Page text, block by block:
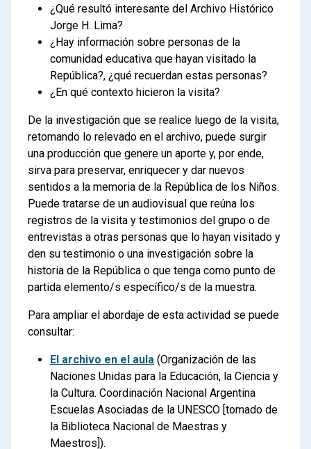
¿Qué resultó interesante del Archivo Histórico
Jorge H. Lima?
¿Hay información sobre personas de la
comunidad educativa que hayan visitado la
República?, ¿qué recuerdan estas personas?
¿En qué contexto hicieron la visita?
De la investigación que se realice luego de la visita,
retomando lo relevado en el archivo, puede surgir
una producción que genere un aporte y, por ende,
sirva para preservar, enriquecer y dar nuevos
sentidos a la memoria de la República de los Niños.
Puede tratarse de un audiovisual que reúna los
registros de la visita y testimonios del grupo o de
entrevistas a otras personas que lo hayan visitado y
den su testimonio o una investigación sobre la
historia de la República o que tenga como punto de
partida elemento/s específico/s de la muestra.
Para ampliar el abordaje de esta actividad se puede
consultar:
El archivo en el aula (Organización de las
Naciones Unidas para la Educación, la Ciencia y
la Cultura. Coordinación Nacional Argentina
Escuelas Asociadas de la UNESCO [tomado de
la Biblioteca Nacional de Maestras y
Maestros]).